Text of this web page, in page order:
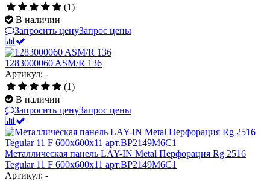
(1)
В наличии
Запросить ценуЗапрос цены
1283000060 ASM/R 136
Артикул: -
(1)
В наличии
Запросить ценуЗапрос цены
Металлическая панель LAY-IN Metal Перфорация Rg 2516
Tegular 11 F 600x600x11 арт.BP2149M6C1
Артикул: -